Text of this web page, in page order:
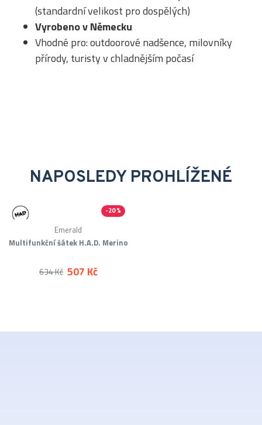
(standardní velikost pro dospělých)
Vyrobeno v Německu
Vhodné pro: outdoorové nadšence, milovníky
přírody, turisty v chladnějším počasí
NAPOSLEDY PROHLÍŽENÉ
-20 %
Multifunkční šátek H.A.D. Merino
Emerald
507 Kč
634 Kč